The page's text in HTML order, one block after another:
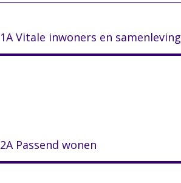
1A Vitale inwoners en samenleving
2A Passend wonen